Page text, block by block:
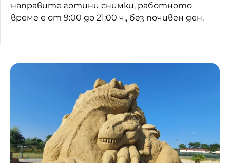
направите готини снимки, работното
време е от 9:00 до 21:00 ч., без почивен ден.